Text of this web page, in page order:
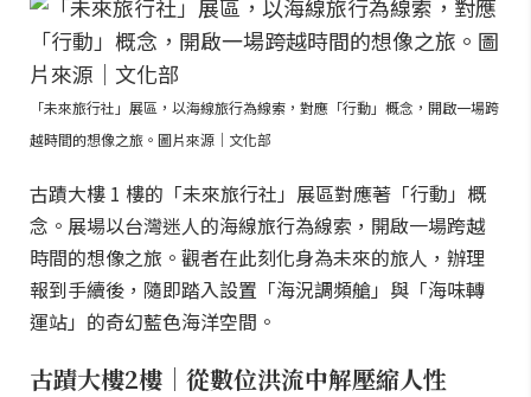
「未來旅行社」展區，以海線旅行為線索，對應「行動」概念，開啟一場跨
越時間的想像之旅。圖片來源｜文化部
古蹟大樓 1 樓的「未來旅行社」展區對應著「行動」概
念。展場以台灣迷人的海線旅行為線索，開啟一場跨越
時間的想像之旅。觀者在此刻化身為未來的旅人，辦理
報到手續後，隨即踏入設置「海況調頻艙」與「海味轉
運站」的奇幻藍色海洋空間。
古蹟大樓2樓｜從數位洪流中解壓縮人性